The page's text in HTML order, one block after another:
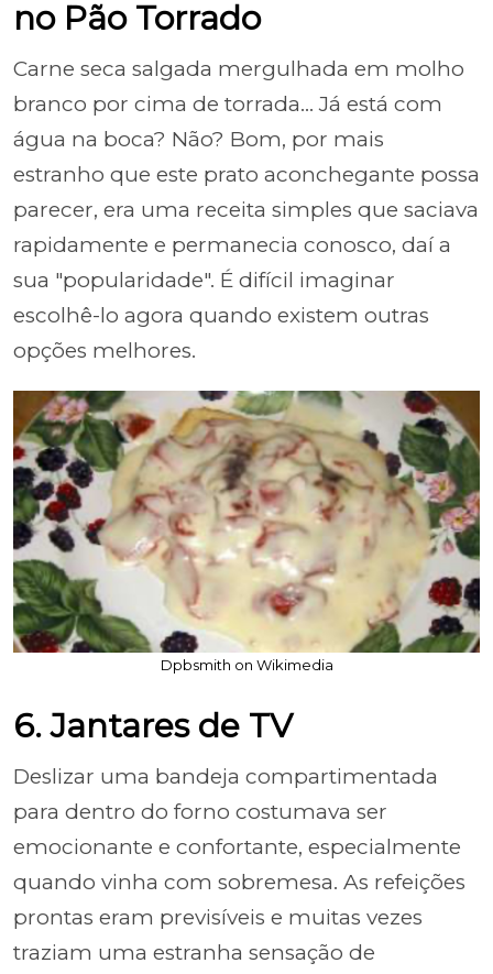
no Pão Torrado
Carne seca salgada mergulhada em molho
branco por cima de torrada... Já está com
água na boca? Não? Bom, por mais
estranho que este prato aconchegante possa
parecer, era uma receita simples que saciava
rapidamente e permanecia conosco, daí a
sua "popularidade". É difícil imaginar
escolhê-lo agora quando existem outras
opções melhores.
Dpbsmith on Wikimedia
6. Jantares de TV
Deslizar uma bandeja compartimentada
para dentro do forno costumava ser
emocionante e confortante, especialmente
quando vinha com sobremesa. As refeições
prontas eram previsíveis e muitas vezes
traziam uma estranha sensação de